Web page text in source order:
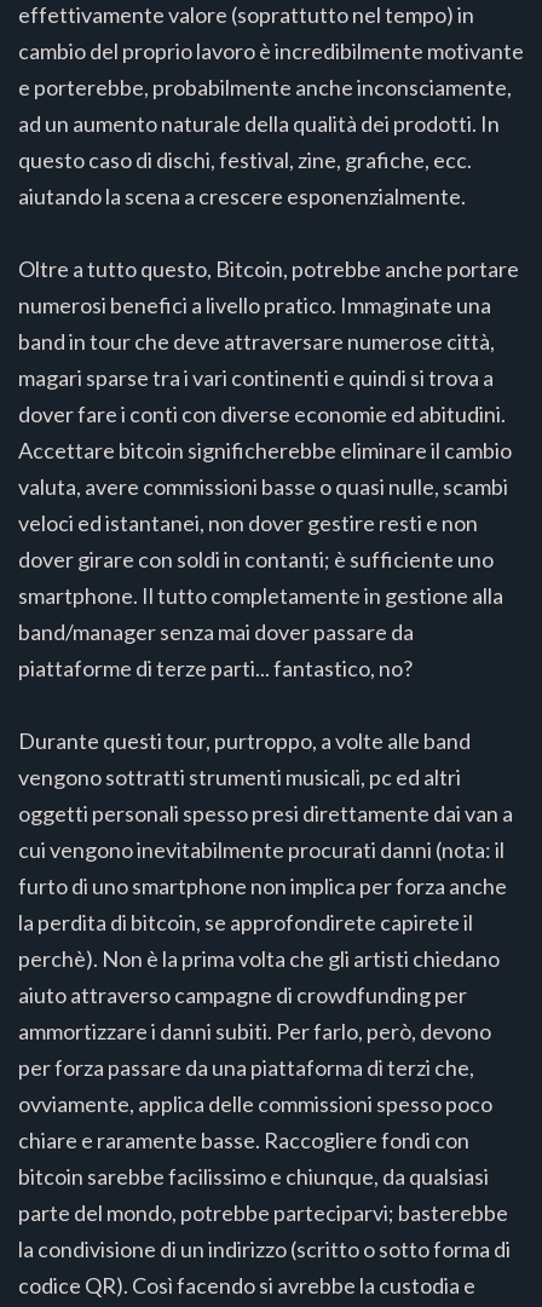
effettivamente valore (soprattutto nel tempo) in
cambio del proprio lavoro è incredibilmente motivante
e porterebbe, probabilmente anche inconsciamente,
ad un aumento naturale della qualità dei prodotti. In
questo caso di dischi, festival, zine, grafiche, ecc.
aiutando la scena a crescere esponenzialmente.
Oltre a tutto questo, Bitcoin, potrebbe anche portare
numerosi benefici a livello pratico. Immaginate una
band in tour che deve attraversare numerose città,
magari sparse tra i vari continenti e quindi si trova a
dover fare i conti con diverse economie ed abitudini.
Accettare bitcoin significherebbe eliminare il cambio
valuta, avere commissioni basse o quasi nulle, scambi
veloci ed istantanei, non dover gestire resti e non
dover girare con soldi in contanti; è sufficiente uno
smartphone. Il tutto completamente in gestione alla
band/manager senza mai dover passare da
piattaforme di terze parti... fantastico, no?
Durante questi tour, purtroppo, a volte alle band
vengono sottratti strumenti musicali, pc ed altri
oggetti personali spesso presi direttamente dai van a
cui vengono inevitabilmente procurati danni (nota: il
furto di uno smartphone non implica per forza anche
la perdita di bitcoin, se approfondirete capirete il
perchè). Non è la prima volta che gli artisti chiedano
aiuto attraverso campagne di crowdfunding per
ammortizzare i danni subiti. Per farlo, però, devono
per forza passare da una piattaforma di terzi che,
ovviamente, applica delle commissioni spesso poco
chiare e raramente basse. Raccogliere fondi con
bitcoin sarebbe facilissimo e chiunque, da qualsiasi
parte del mondo, potrebbe parteciparvi; basterebbe
la condivisione di un indirizzo (scritto o sotto forma di
codice QR). Così facendo si avrebbe la custodia e